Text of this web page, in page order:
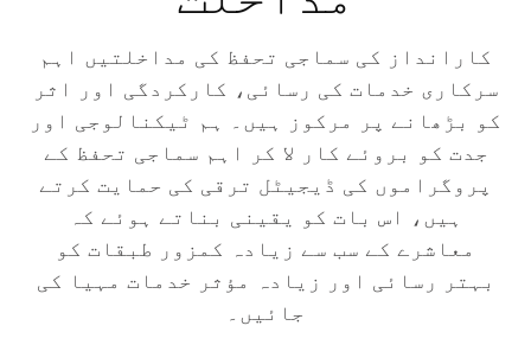
کارانداز کی سماجی تحفظ کی مداخلتیں اہم
سرکاری خدمات کی رسائی، کارکردگی اور اثر
کو بڑھانے پر مرکوز ہیں۔ ہم ٹیکنالوجی اور
جدت کو بروئے کار لا کر اہم سماجی تحفظ کے
پروگراموں کی ڈیجیٹل ترقی کی حمایت کرتے
ہیں، اس بات کو یقینی بناتے ہوئے کہ
معاشرے کے سب سے زیادہ کمزور طبقات کو
بہتر رسائی اور زیادہ مؤثر خدمات مہیا کی
جائیں۔